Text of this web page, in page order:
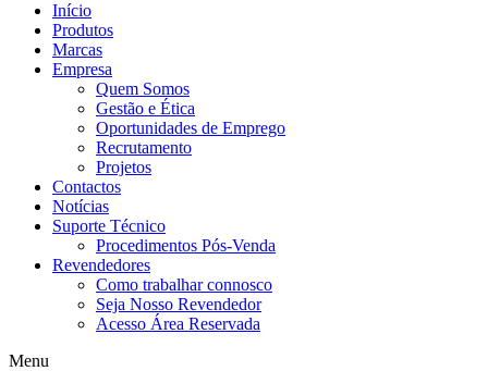
Início
Produtos
Marcas
Empresa
Quem Somos
Gestão e Ética
Oportunidades de Emprego
Recrutamento
Projetos
Contactos
Notícias
Suporte Técnico
Procedimentos Pós-Venda
Revendedores
Como trabalhar connosco
Seja Nosso Revendedor
Acesso Área Reservada
Menu